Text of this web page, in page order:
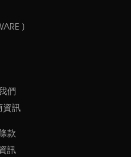
]
們
資訊
款
訊